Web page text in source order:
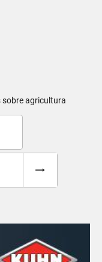
sobre agricultura